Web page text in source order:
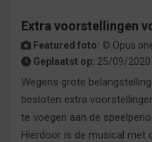
Extra voorstellingen
Featured foto: © Opus
Geplaatst op: 25/09/2020 |
Wegens grote
besloten extra
te voegen aan de
Hierdoor is de musical met